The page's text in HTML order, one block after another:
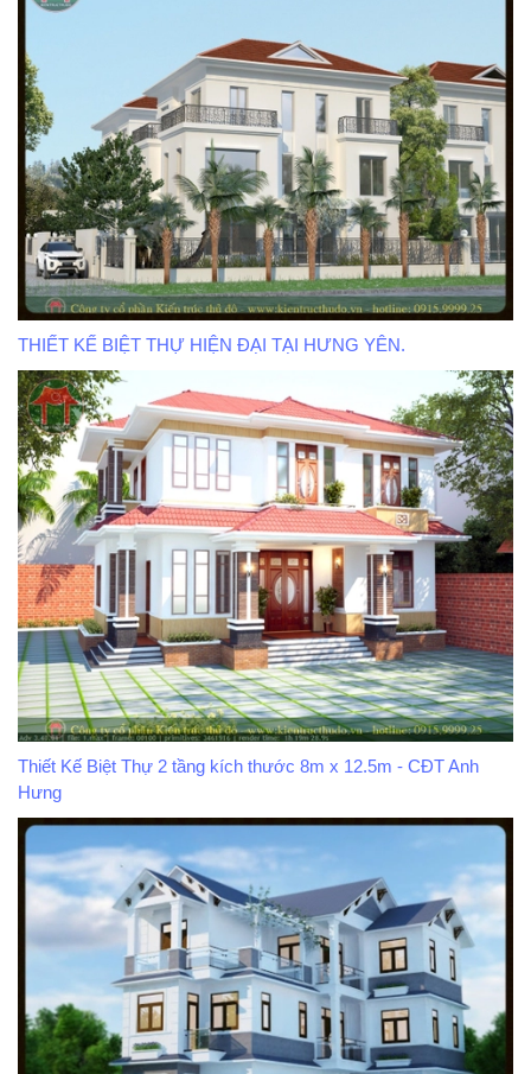
THIẾT KẾ BIỆT THỰ HIỆN ĐẠI TẠI HƯNG YÊN.
Thiết Kế Biệt Thự 2 tầng kích thước 8m x 12.5m - CĐT Anh
Hưng